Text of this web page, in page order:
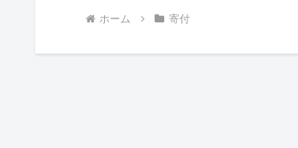
ホーム 寄付